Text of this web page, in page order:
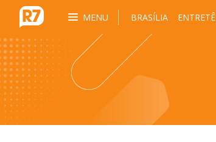
MENU BRASÍLIA ENTRETÊ